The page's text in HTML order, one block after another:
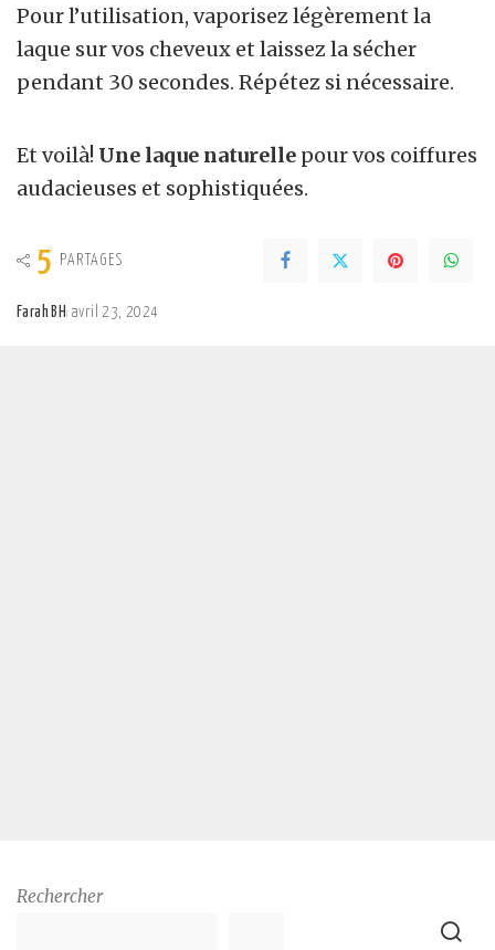
Pour l’utilisation, vaporisez légèrement la
laque sur vos cheveux et laissez la sécher
pendant 30 secondes. Répétez si nécessaire.
Et voilà! Une laque naturelle pour vos coiffures
audacieuses et sophistiquées.
5 PARTAGES
Farah BH avril 23, 2024
Rechercher